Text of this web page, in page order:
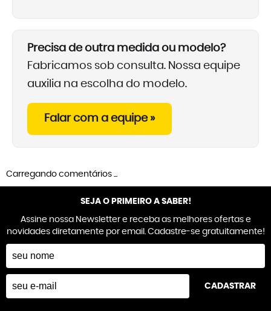
Precisa de outra medida ou modelo?
Fabricamos sob consulta. Nossa equipe
auxilia na escolha do modelo.
Falar com a equipe »
Carregando comentários ...
SEJA O PRIMEIRO A SABER!
Assine nossa Newsletter e receba as melhores ofertas e
novidades diretamente por email. Cadastre-se gratuitamente!
CADASTRAR